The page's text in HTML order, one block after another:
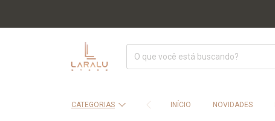
CATEGORIAS INÍCIO NOVIDADES